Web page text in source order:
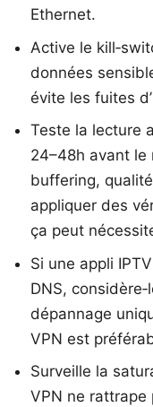
Ethernet.
Active le
données
évite les fuites
Teste la lecture
24–48h avant
buffering,
appliquer des
ça peut
Si une appli
DNS,
dépannage
VPN est
Surveille la
VPN ne rattrape